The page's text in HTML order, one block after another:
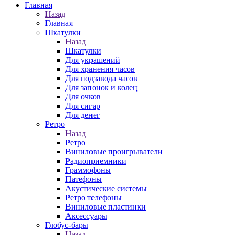
Главная
Назад
Главная
Шкатулки
Назад
Шкатулки
Для украшений
Для хранения часов
Для подзавода часов
Для запонок и колец
Для очков
Для сигар
Для денег
Ретро
Назад
Ретро
Виниловые проигрыватели
Радиоприемники
Граммофоны
Патефоны
Акустические системы
Ретро телефоны
Виниловые пластинки
Аксессуары
Глобус-бары